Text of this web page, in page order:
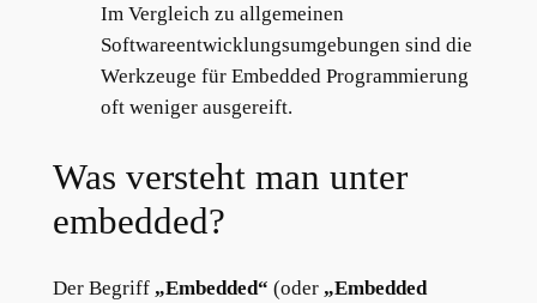
Im Vergleich zu allgemeinen
Softwareentwicklungsumgebungen sind die
Werkzeuge für Embedded Programmierung
oft weniger ausgereift.
Was versteht man unter
embedded?
Der Begriff „Embedded“ (oder „Embedded